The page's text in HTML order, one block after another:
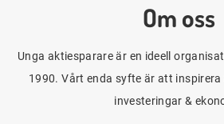
Om oss
Unga aktiesparare är en ideell
1990. Vårt enda syfte är att
investeringar &